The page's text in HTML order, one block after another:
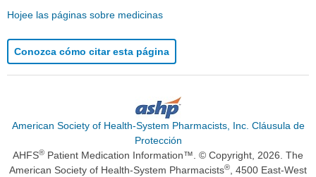
Hojee las páginas sobre medicinas
Conozca cómo citar esta página
American Society of Health-System Pharmacists, Inc. Cláusula de
Protección
AHFS® Patient Medication Information™. © Copyright, 2026. The
American Society of Health-System Pharmacists®, 4500 East-West